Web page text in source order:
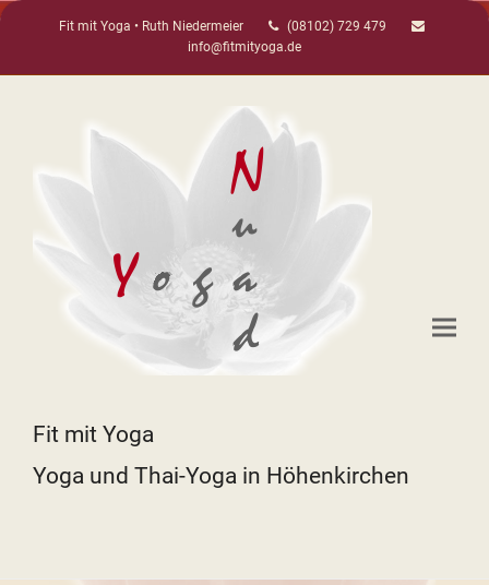
Fit mit Yoga • Ruth Niedermeier
(08102) 729 479
info@fitmityoga.de
Fit mit Yoga
Yoga und Thai-Yoga in Höhenkirchen